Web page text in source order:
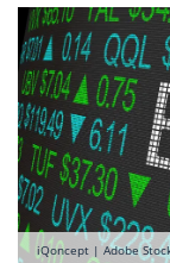
iQoncept | Adobe